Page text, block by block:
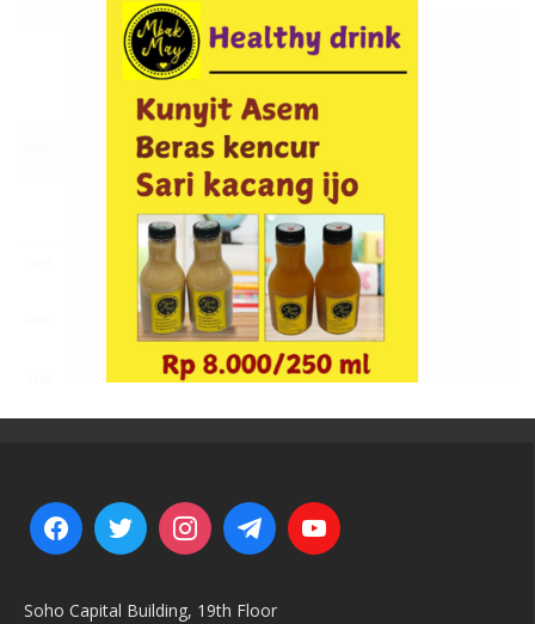
Soho Capital Building, 19th Floor